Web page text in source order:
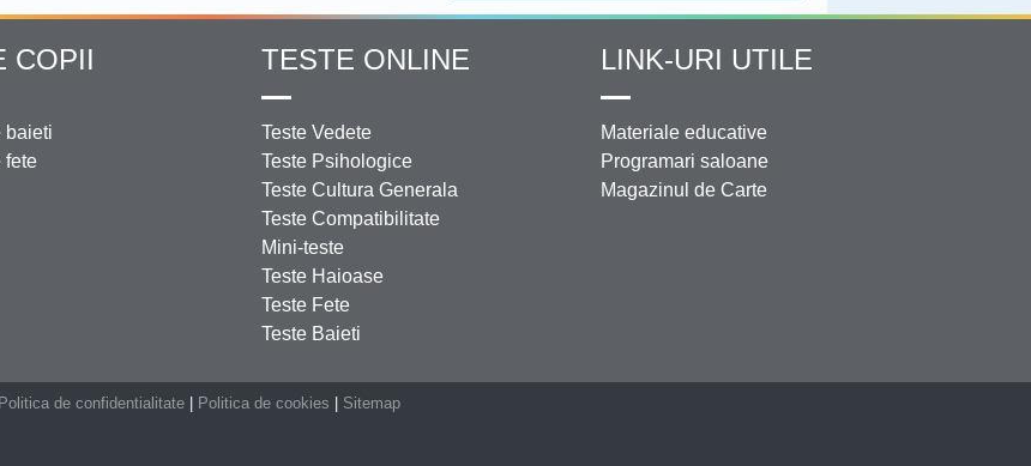
COPII
baieti
fete
TESTE ONLINE
Teste Vedete
Teste Psihologice
Teste Cultura Generala
Teste Compatibilitate
Mini-teste
Teste Haioase
Teste Fete
Teste Baieti
LINK-URI UTILE
Materiale educative
Programari saloane
Magazinul de Carte
Politica de confidentialitate Politica de cookies Sitemap